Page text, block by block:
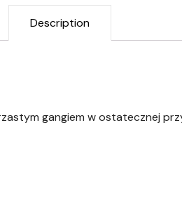
Description
gangiem w ostatecznej